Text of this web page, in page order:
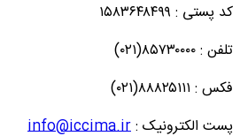
کد پستی : ۱۵۸۳۶۴۸۴۹۹
تلفن : ۸۵۷۳۰۰۰۰(۰۲۱)
فکس : ۸۸۸۲۵۱۱۱(۰۲۱)
پست الکترونیک :info@iccima.ir